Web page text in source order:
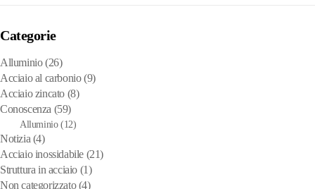
Categorie
Alluminio(26)
Acciaio al carbonio(9)
Acciaio zincato (8)
Conoscenza (59)
Alluminio (12)
Notizia (4)
Acciaio inossidabile (21)
Struttura in acciaio (1)
Non categorizzato(4)